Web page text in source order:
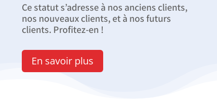
Ce statut s’adresse à nos anciens clients,
nos nouveaux clients, et à nos futurs
clients. Profitez-en !
En savoir plus